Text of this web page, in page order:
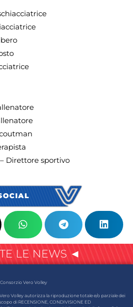
Direttore sportivo
LE NEWS ◄
Vero Volley
Volley autorizza la riproduzione totale e/o parziale dei
di RECENSIONE, CONDIVISIONE ED